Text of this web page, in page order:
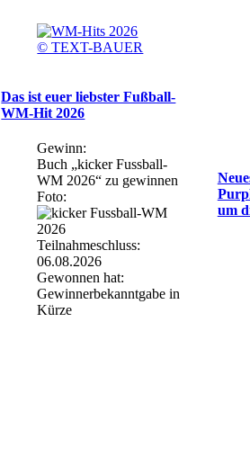
© TEXT-BAUER
Das ist euer liebster Fußball-
WM-Hit 2026
Gewinn:
Buch „kicker Fussball-
WM 2026“ zu gewinnen
Foto:
Teilnahmeschluss:
06.08.2026
Gewonnen hat:
Gewinnerbekanntgabe in
Kürze
um